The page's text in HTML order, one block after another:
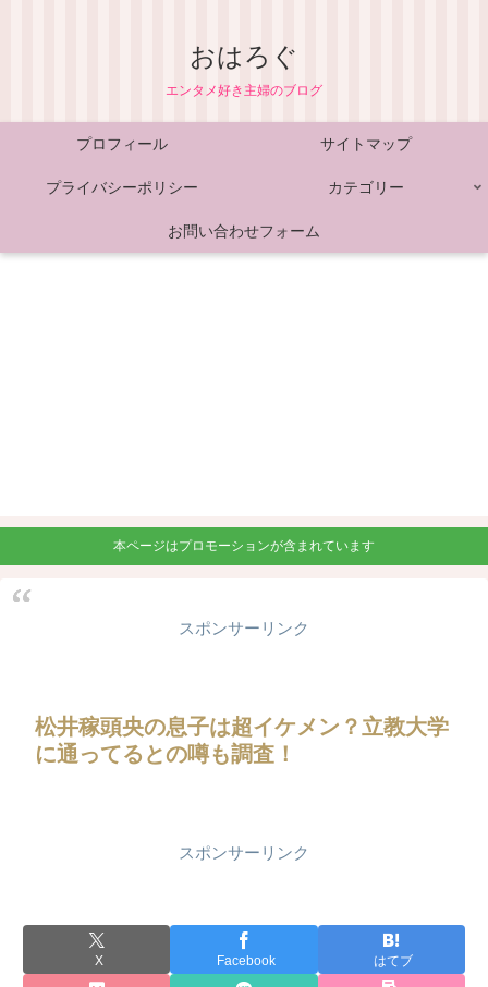
おはろぐ
エンタメ好き主婦のブログ
プロフィール サイトマップ
プライバシーポリシー カテゴリー
お問い合わせフォーム
本ページはプロモーションが含まれています
スポンサーリンク
松井稼頭央の息子は超イケメン？立教大学
に通ってるとの噂も調査！
スポンサーリンク
X Facebook はてブ